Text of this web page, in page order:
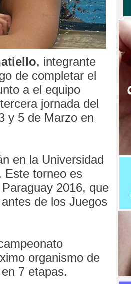
, integrante
de completar el
a el equipo
jornada del
y 5 de Marzo en
en la Universidad
Este torneo es
2016, que
de los Juegos
organismo de
7 etapas.